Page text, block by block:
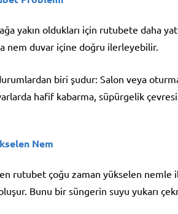
yakın oldukları için rutubete daha
nem duvar içine doğru ilerleyebilir.
biri şudur: Salon veya
hafif kabarma, süpürgelik
Nem
rutubet çoğu zaman yükselen
Bunu bir süngerin suyu yukarı